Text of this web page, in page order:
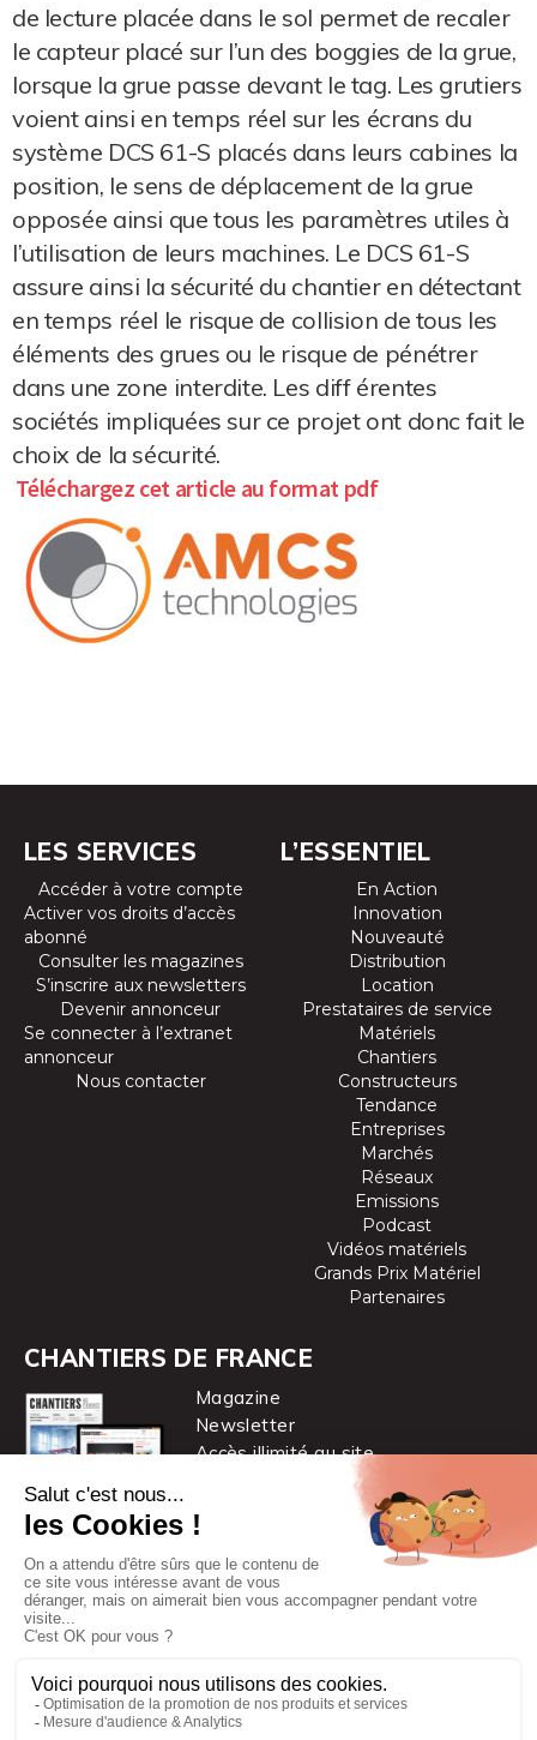
de lecture placée dans le sol permet de recaler
le capteur placé sur l’un des boggies de la grue,
lorsque la grue passe devant le tag. Les grutiers
voient ainsi en temps réel sur les écrans du
système DCS 61-S placés dans leurs cabines la
position, le sens de déplacement de la grue
opposée ainsi que tous les paramètres utiles à
l’utilisation de leurs machines. Le DCS 61-S
assure ainsi la sécurité du chantier en détectant
en temps réel le risque de collision de tous les
éléments des grues ou le risque de pénétrer
dans une zone interdite. Les diff érentes
sociétés impliquées sur ce projet ont donc fait le
choix de la sécurité.
Téléchargez cet article au format pdf
LES SERVICES
Accéder à votre compte
Activer vos droits d’accès
abonné
Consulter les magazines
S’inscrire aux newsletters
Devenir annonceur
Se connecter à l’extranet
annonceur
Nous contacter
L’ESSENTIEL
En Action
Innovation
Nouveauté
Distribution
Location
Prestataires de service
Matériels
Chantiers
Constructeurs
Tendance
Entreprises
Marchés
Réseaux
Emissions
Podcast
Vidéos matériels
Grands Prix Matériel
Partenaires
CHANTIERS DE FRANCE
Magazine
Newsletter
Accès illimité au site
Chantiers de France est une marque